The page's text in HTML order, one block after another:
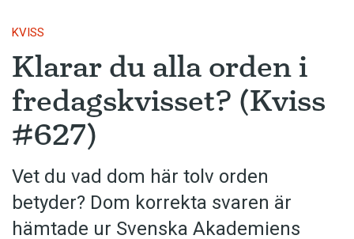
KVISS
Klarar du alla orden i
fredagskvisset? (Kviss
#627)
Vet du vad dom här tolv orden
betyder? Dom korrekta svaren är
hämtade ur Svenska Akademiens